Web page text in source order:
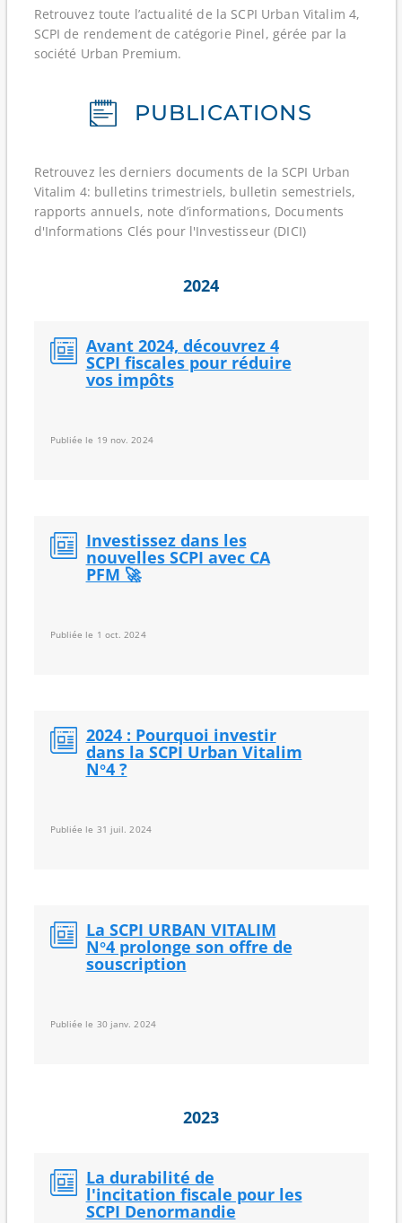
Retrouvez toute l’actualité de la SCPI Urban Vitalim 4,
SCPI de rendement de catégorie Pinel, gérée par la
société Urban Premium.
PUBLICATIONS
Retrouvez les derniers documents de la SCPI Urban
Vitalim 4: bulletins trimestriels, bulletin semestriels,
rapports annuels, note d’informations, Documents
d'Informations Clés pour l'Investisseur (DICI)
2024
Avant 2024, découvrez 4
SCPI fiscales pour réduire
vos impôts
Publiée le 19 nov. 2024
Investissez dans les
nouvelles SCPI avec CA
PFM 🚀
Publiée le 1 oct. 2024
2024 : Pourquoi investir
dans la SCPI Urban Vitalim
N°4 ?
Publiée le 31 juil. 2024
La SCPI URBAN VITALIM
N°4 prolonge son offre de
souscription
Publiée le 30 janv. 2024
2023
La durabilité de
l'incitation fiscale pour les
SCPI Denormandie